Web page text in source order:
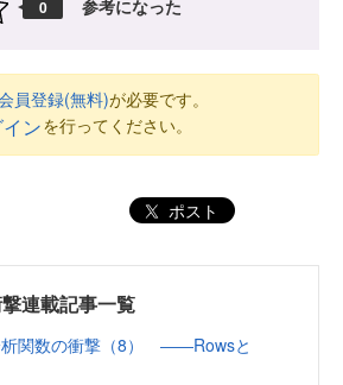
0 参考になった
員登録(無料)が必要です。
ンを行ってください。
ポスト
連載記事一覧
析関数の衝撃（8） ――Rowsと